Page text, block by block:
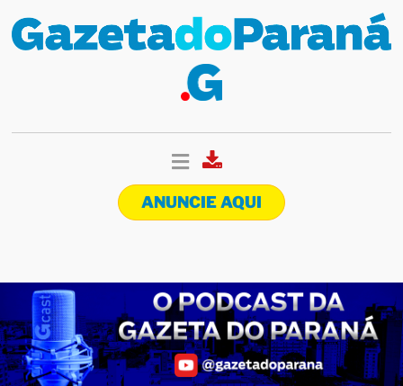
ANUNCIE AQUI